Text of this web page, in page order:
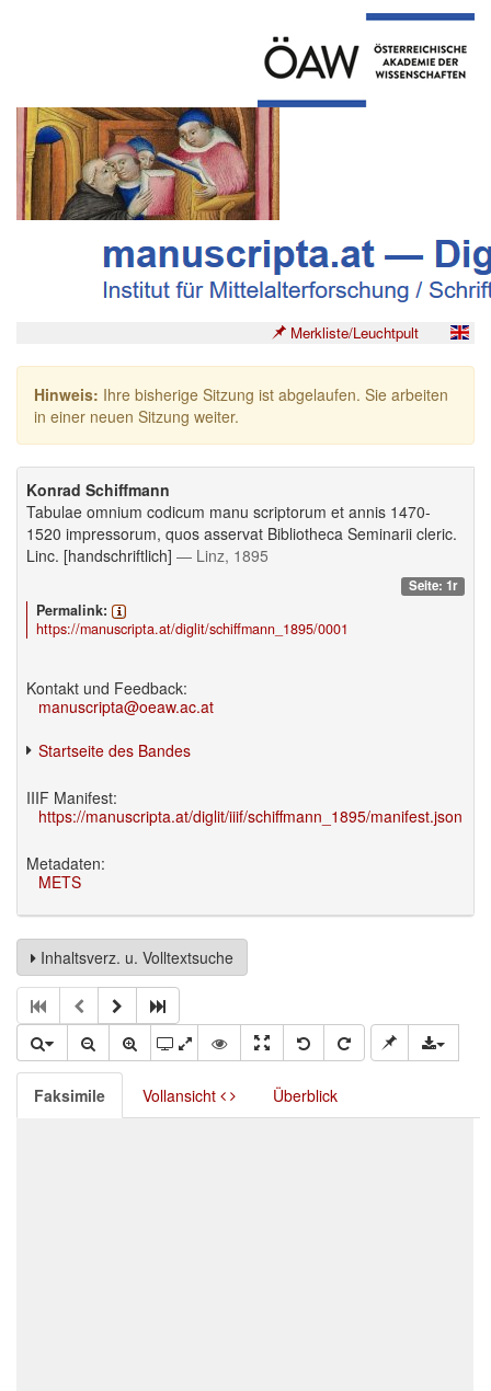
Merkliste/Leuchtpult
Hinweis: Ihre bisherige Sitzung ist abgelaufen. Sie arbeiten
in einer neuen Sitzung weiter.
Konrad Schiffmann
Tabulae omnium codicum manu scriptorum et annis 1470-
1520 impressorum, quos asservat Bibliotheca Seminarii cleric.
Linc. [handschriftlich] — Linz, 1895
Seite: 1r
Permalink:
https://manuscripta.at/diglit/schiffmann_1895/0001
Kontakt und Feedback:
manuscripta@oeaw.ac.at
Startseite des Bandes
IIIF Manifest:
https://manuscripta.at/diglit/iiif/schiffmann_1895/manifest.json
Metadaten:
METS
Inhaltsverz. u. Volltextsuche
Faksimile Vollansicht Überblick